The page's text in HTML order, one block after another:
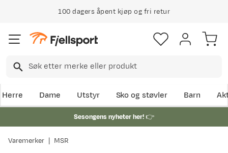
100 dagers åpent kjøp og fri retur
Herre Dame Utstyr Sko og støvler Barn
Sesongens nyheter her!👉
Varemerker MSR